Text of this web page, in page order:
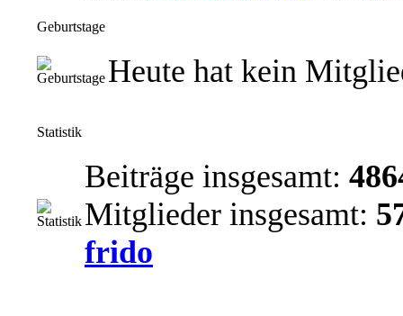
Geburtstage
Heute hat kein
Statistik
Beiträge insgesamt:
Mitglieder insgesamt:
frido